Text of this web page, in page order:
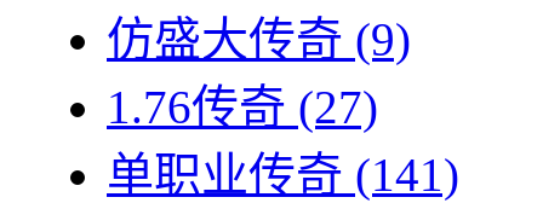
仿盛大传奇 (9)
1.76传奇 (27)
单职业传奇 (141)